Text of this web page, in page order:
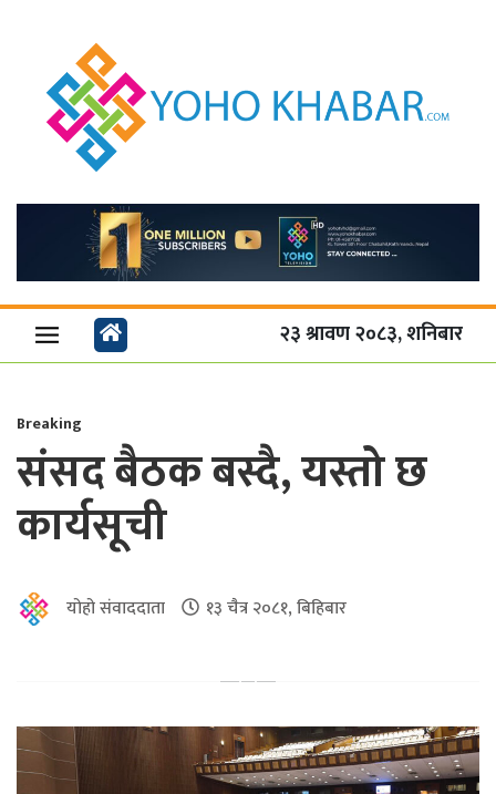
२३ श्रावण २०८३, शनिबार
Breaking
संसद बैठक बस्दै, यस्तो छ
कार्यसूची
योहो संवाददाता १३ चैत्र २०८१, बिहिबार